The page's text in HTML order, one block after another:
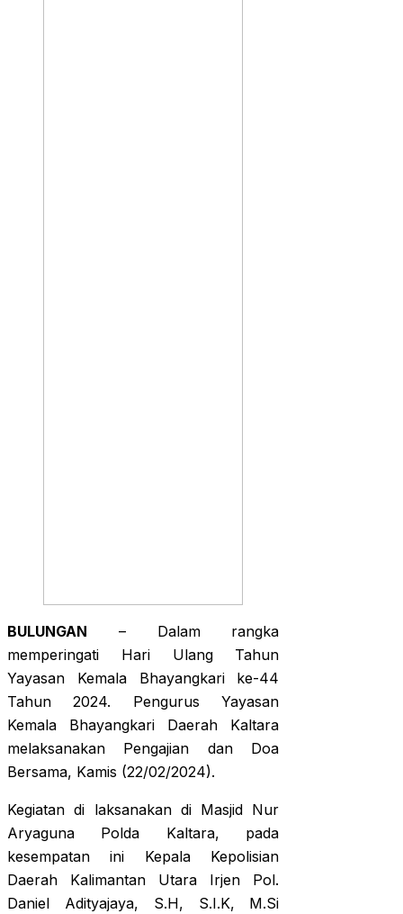
BULUNGAN – Dalam rangka
memperingati Hari Ulang Tahun
Yayasan Kemala Bhayangkari ke-44
Tahun 2024. Pengurus Yayasan
Kemala Bhayangkari Daerah Kaltara
melaksanakan Pengajian dan Doa
Bersama, Kamis (22/02/2024).
Kegiatan di laksanakan di Masjid Nur
Aryaguna Polda Kaltara, pada
kesempatan ini Kepala Kepolisian
Daerah Kalimantan Utara Irjen Pol.
Daniel Adityajaya, S.H, S.I.K, M.Si